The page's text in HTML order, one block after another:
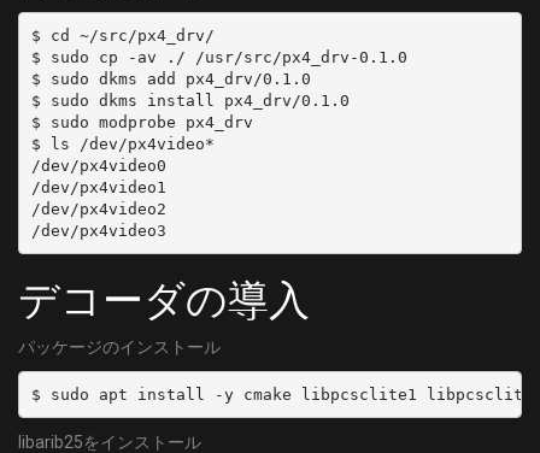
$ cd ~/src/px4_drv/
$ sudo cp -av ./ /usr/src/px4_drv-0.1.0
$ sudo dkms add px4_drv/0.1.0
$ sudo dkms install px4_drv/0.1.0
$ sudo modprobe px4_drv
$ ls /dev/px4video*
/dev/px4video0
/dev/px4video1
/dev/px4video2
デコーダの導入
パッケージのインストール
libarib25をインストール